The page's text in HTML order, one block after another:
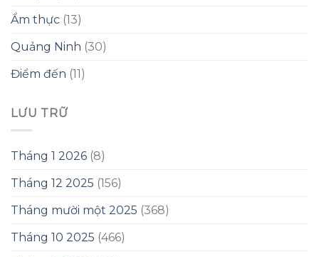
Ẩm thực (13)
Quảng Ninh (30)
Điểm đến (11)
LƯU TRỮ
Tháng 1 2026 (8)
Tháng 12 2025 (156)
Tháng mười một 2025 (368)
Tháng 10 2025 (466)